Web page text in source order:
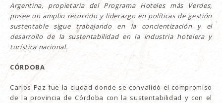
Argentina, propietaria del Programa Hoteles más Verdes,
posee un amplio recorrido y liderazgo en políticas de gestión
sustentable sigue trabajando en la concientización y el
desarrollo de la sustentabilidad en la industria hotelera y
turística nacional.
CÓRDOBA
Carlos Paz fue la ciudad donde se convalidó el compromiso
de la provincia de Córdoba con la sustentabilidad y con el